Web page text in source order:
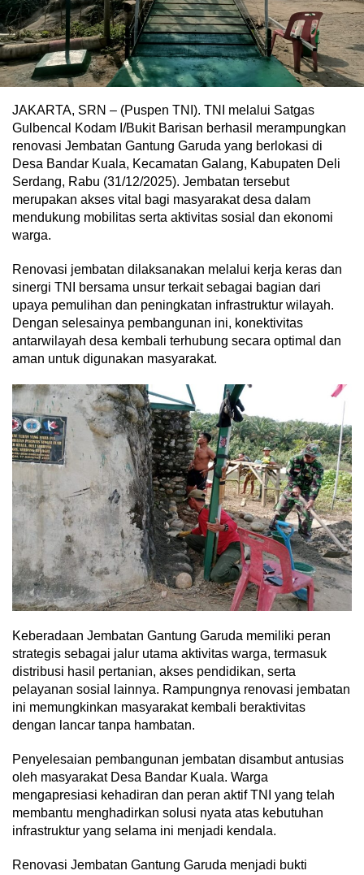
JAKARTA, SRN – (Puspen TNI). TNI melalui Satgas
Gulbencal Kodam I/Bukit Barisan berhasil merampungkan
renovasi Jembatan Gantung Garuda yang berlokasi di
Desa Bandar Kuala, Kecamatan Galang, Kabupaten Deli
Serdang, Rabu (31/12/2025). Jembatan tersebut
merupakan akses vital bagi masyarakat desa dalam
mendukung mobilitas serta aktivitas sosial dan ekonomi
warga.
Renovasi jembatan dilaksanakan melalui kerja keras dan
sinergi TNI bersama unsur terkait sebagai bagian dari
upaya pemulihan dan peningkatan infrastruktur wilayah.
Dengan selesainya pembangunan ini, konektivitas
antarwilayah desa kembali terhubung secara optimal dan
aman untuk digunakan masyarakat.
Keberadaan Jembatan Gantung Garuda memiliki peran
strategis sebagai jalur utama aktivitas warga, termasuk
distribusi hasil pertanian, akses pendidikan, serta
pelayanan sosial lainnya. Rampungnya renovasi jembatan
ini memungkinkan masyarakat kembali beraktivitas
dengan lancar tanpa hambatan.
Penyelesaian pembangunan jembatan disambut antusias
oleh masyarakat Desa Bandar Kuala. Warga
mengapresiasi kehadiran dan peran aktif TNI yang telah
membantu menghadirkan solusi nyata atas kebutuhan
infrastruktur yang selama ini menjadi kendala.
Renovasi Jembatan Gantung Garuda menjadi bukti